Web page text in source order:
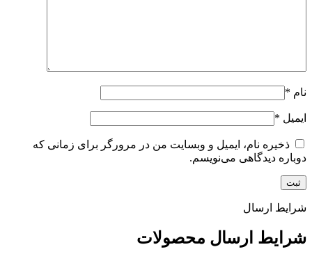
نام *
ایمیل *
ذخیره نام، ایمیل و وبسایت من در مرورگر برای زمانی که
دوباره دیدگاهی می‌نویسم.
شرایط ارسال
شرایط ارسال محصولات